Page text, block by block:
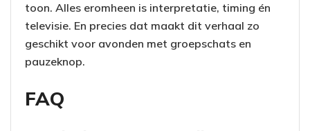
toon. Alles eromheen is interpretatie, timing én
televisie. En precies dat maakt dit verhaal zo
geschikt voor avonden met groepschats en
pauzeknop.
FAQ